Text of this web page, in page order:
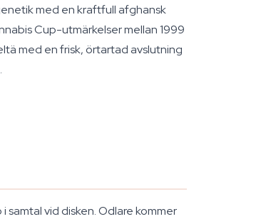
med en kraftfull afghansk
Cup-utmärkelser mellan 1999
med en frisk, örtartad avslutning
samtal vid disken. Odlare kommer